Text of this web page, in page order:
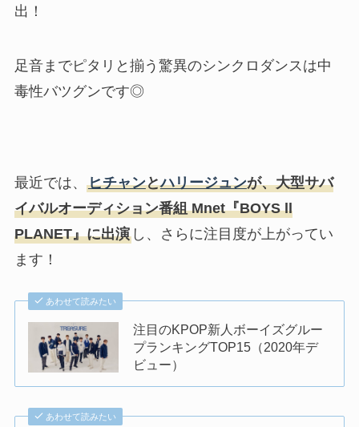
出！
足音までピタリと揃う驚異のシンクロダンスは中
毒性バツグンです◎
最近では、 ヒチャンとハリージュンが、大型サバ
イバルオーディション番組 Mnet『BOYS ll
PLANET』に出演し、さらに注目度が上がってい
ます！
あわせて読みたい
注目のKPOP新人ボーイズグルー
プランキングTOP15（2020年デ
ビュー）
あわせて読みたい